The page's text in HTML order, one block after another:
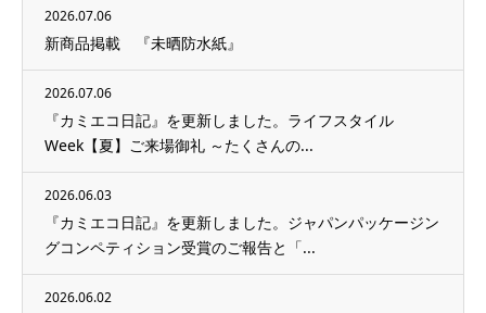
2026.07.06
新商品掲載 『未晒防水紙』
2026.07.06
『カミエコ日記』を更新しました。ライフスタイル
Week【夏】ご来場御礼 ～たくさんの...
2026.06.03
『カミエコ日記』を更新しました。ジャパンパッケージン
グコンペティション受賞のご報告と「...
2026.06.02